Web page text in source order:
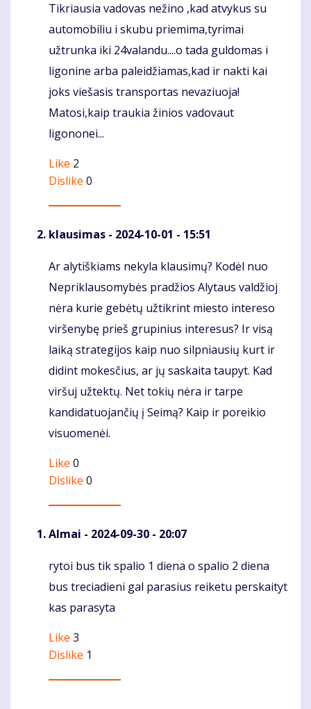
Komentaras
Tikriausia vadovas nežino ,kad atvykus su
automobiliu i skubu priemima,tyrimai
užtrunka iki 24valandu....o tada guldomas i
ligonine arba paleidžiamas,kad ir nakti kai
joks viešasis transportas nevaziuoja!
Matosi,kaip traukia žinios vadovaut
ligononei...
Like 2
Dislike 0
klausimas - 2024-10-01 - 15:51
Komentaras
Ar alytiškiams nekyla klausimų? Kodėl nuo
Nepriklausomybės pradžios Alytaus valdžioj
nėra kurie gebėtų užtikrint miesto intereso
viršenybę prieš grupinius interesus? Ir visą
laiką strategijos kaip nuo silpniausių kurt ir
didint mokesčius, ar jų saskaita taupyt. Kad
viršuj užtektų. Net tokių nėra ir tarpe
kandidatuojančių į Seimą? Kaip ir poreikio
visuomenėi.
Like 0
Dislike 0
Almai - 2024-09-30 - 20:07
Komentaras
rytoi bus tik spalio 1 diena o spalio 2 diena
bus treciadieni gal parasius reiketu perskaityt
kas parasyta
Like 3
Dislike 1